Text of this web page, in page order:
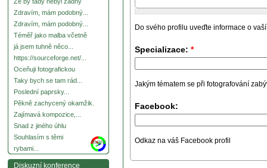
Zdravím, mám podobný...
Zdravím, mám podobný...
Téměř jako malba včetně
já jsem tuhně něco...
https://sourceforge.net/...
Oceňuji fotografickou
Taky bych se tam rád...
Poslední paprsky...
Pěkně zachycený okamžik.
Zajímavá kompozice,...
Snad z jiného úhlu
Souhlasím s těmi
rybami...
more
Diskuzní konference
Do svého profilu uveďte informace o
Specializace: *
Jakým tématem se při fotografování
Facebook:
Odkaz na váš Facebook profil